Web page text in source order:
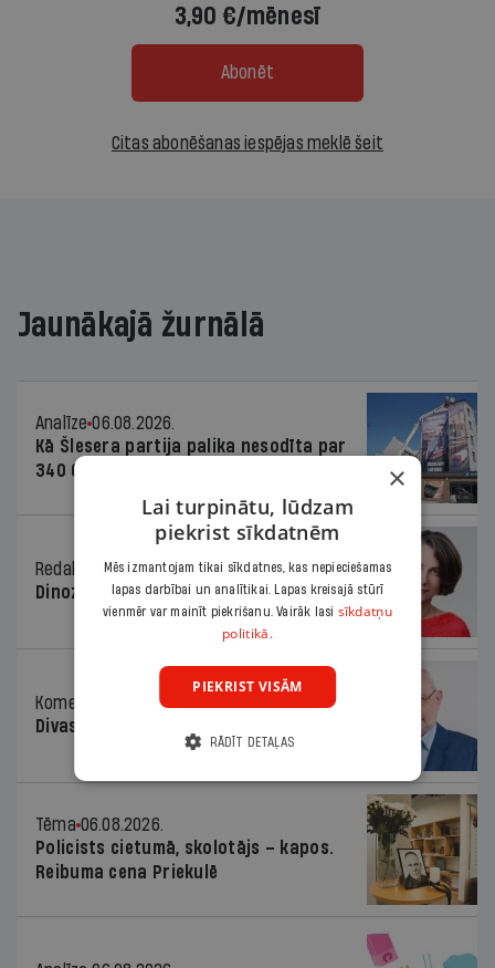
3,90 €/mēnesī
Abonēt
Citas abonēšanas iespējas meklē šeit
Jaunākajā žurnālā
Analīze 06.08.2026.
Kā Šlesera partija palika nesodīta par
340 000 vērtu reklāmas kampaņu
Redaktores sleja 06.08.2026.
Dinozaura triks
Komentārs
06.08.2026.
Divas koalīcijas
Tēma 06.08.2026.
Policists cietumā, skolotājs – kapos.
Reibuma cena Priekulē
×
Lai turpinātu, lūdzam
piekrist sīkdatnēm
Mēs izmantojam tikai sīkdatnes, kas nepieciešamas
lapas darbībai un analītikai. Lapas kreisajā stūrī
vienmēr var mainīt piekrišanu. Vairāk lasi sīkdatņu
politikā.
PIEKRIST VISĀM
RĀDĪT DETAĻAS